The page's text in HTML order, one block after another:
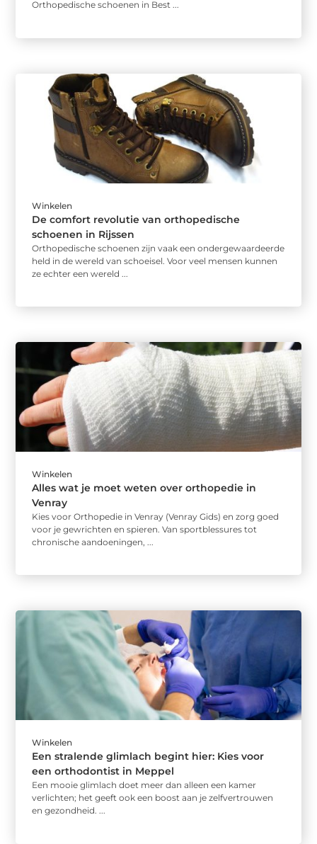
Orthopedische schoenen in Best ...
Winkelen
De comfort revolutie van orthopedische
schoenen in Rijssen
Orthopedische schoenen zijn vaak een ondergewaardeerde
held in de wereld van schoeisel. Voor veel mensen kunnen
ze echter een wereld ...
Winkelen
Alles wat je moet weten over orthopedie in
Venray
Kies voor Orthopedie in Venray (Venray Gids) en zorg goed
voor je gewrichten en spieren. Van sportblessures tot
chronische aandoeningen, ...
Winkelen
Een stralende glimlach begint hier: Kies voor
een orthodontist in Meppel
Een mooie glimlach doet meer dan alleen een kamer
verlichten; het geeft ook een boost aan je zelfvertrouwen
en gezondheid. ...